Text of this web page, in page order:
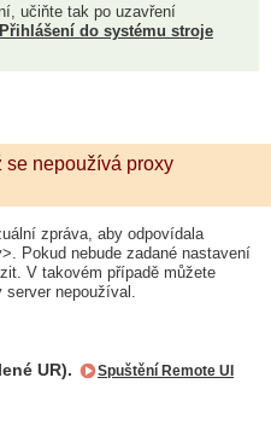
učiňte tak po uzavření
Přihlášení do systému stroje
se nepoužívá proxy
zpráva, aby odpovídala
Pokud nebude zadané nastavení
V takovém případě můžete
nepoužíval.
UR).
Spuštění Remote UI